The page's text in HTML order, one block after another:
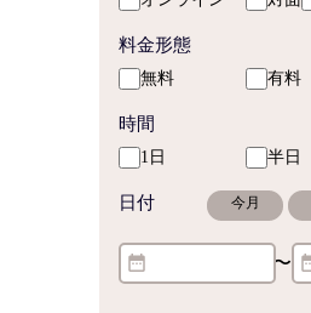
料金形態
無料 有料
時間
1日 半日
日付 今月
〜